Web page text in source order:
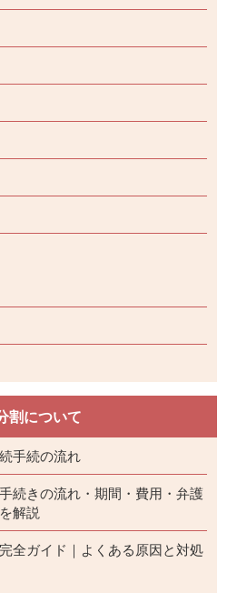
割について
手続の流れ
続きの流れ・期間・費用・弁護
解説
全ガイド｜よくある原因と対処